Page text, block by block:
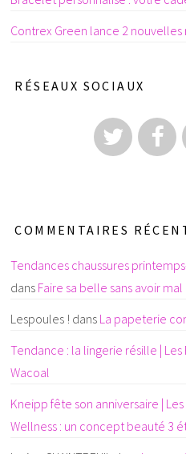
Contrex Green lance 2
RÉSEAUX SOCIAUX
COMMENTAIRES
Tendances chaussures
dans Faire sa belle sans avoir
Lespoules ! dans La papeterie
Tendance : la lingerie résille | Les
Wacoal
Kneipp fête son anniversaire |
Wellness : un concept beauté 3